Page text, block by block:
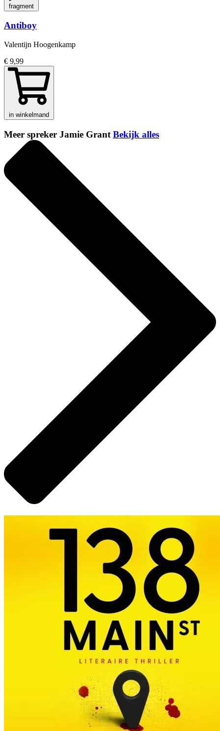
fragment
Antiboy
Valentijn Hoogenkamp
€ 9,99
in winkelmand
Meer spreker Jamie Grant Bekijk alles